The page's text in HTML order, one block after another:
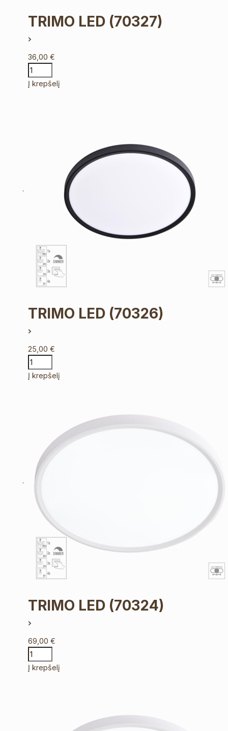
TRIMO LED (70327)
36,00€
Į krepšelį
TRIMO LED (70326)
25,00€
Į krepšelį
TRIMO LED (70324)
69,00€
Į krepšelį